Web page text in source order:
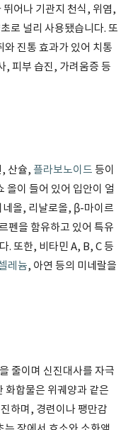
뛰어나 기관지 천식, 위염,
로 널리 사용됐습니다. 또
진통 효과가 있어 치통
, 피부 습진, 가려움증 등
, 산슐, 플라보노이드 등이
올이 들어 있어 입안이 얼
네올, 리날로올, β-마이르
펜을 함유하고 있어 특유
. 또한, 비타민 A, B, C 등
레늄, 아연 등의 미네랄을
줄이며 신진대사를 자극
화합물은 위궤양과 같은
하며, 경련이나 팽만감